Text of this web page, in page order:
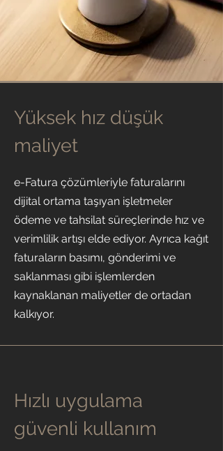
Yüksek hız düşük
maliyet
e-Fatura çözümleriyle faturalarını
dijital ortama taşıyan işletmeler
ödeme ve tahsilat süreçlerinde hız ve
verimlilik artışı elde ediyor. Ayrıca kağıt
faturaların basımı, gönderimi ve
saklanması gibi işlemlerden
kaynaklanan maliyetler de ortadan
kalkıyor.
Hızlı uygulama
güvenli kullanım